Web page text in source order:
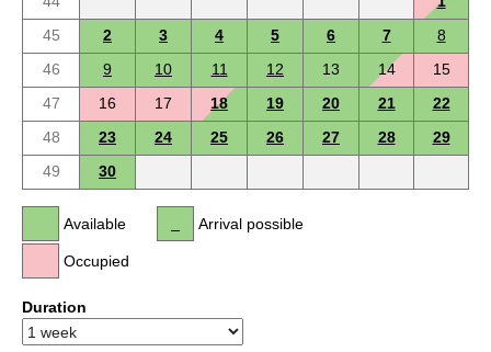
45
2 3 4 5 6 7
8
46
9 10 11 12 13 14
15
47
16 17 18 19 20 21
22
48
23 24 25 26 27 28
29
49
30
Available
Occupied
Arrival possible
Duration